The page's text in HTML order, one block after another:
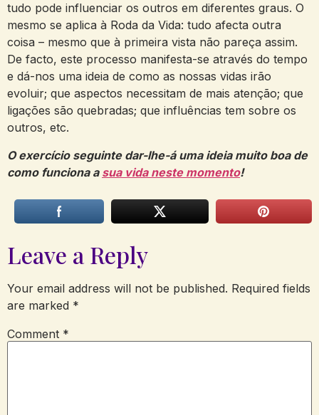
tudo pode influenciar os outros em diferentes graus. O
mesmo se aplica à Roda da Vida: tudo afecta outra
coisa – mesmo que à primeira vista não pareça assim.
De facto, este processo manifesta-se através do tempo
e dá-nos uma ideia de como as nossas vidas irão
evoluir; que aspectos necessitam de mais atenção; que
ligações são quebradas; que influências tem sobre os
outros, etc.
O exercício seguinte dar-lhe-á uma ideia muito boa de
como funciona a sua vida neste momento!
Leave a Reply
Your email address will not be published. Required fields
are marked *
Comment *